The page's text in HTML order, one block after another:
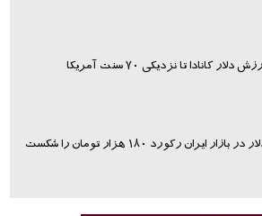
کانادا تا نزدیکی ۷۰ سنت آمریکا
ایران رکورد ۱۸۰ هزار تومان را شکست